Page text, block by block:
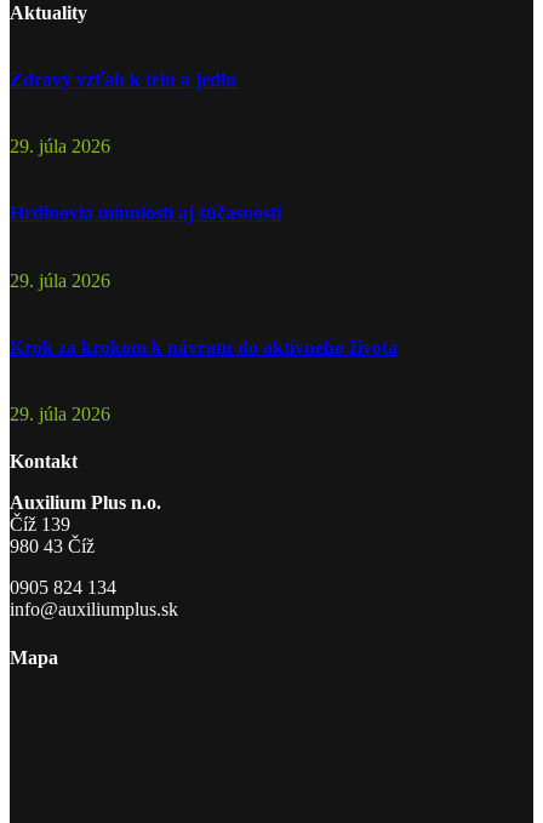
Aktuality
Zdravý vzťah k telu a jedlu
29. júla 2026
Hrdinovia minulosti aj súčasnosti
29. júla 2026
Krok za krokom k návratu do aktívneho života
29. júla 2026
Kontakt
Auxilium Plus n.o.
Číž 139
980 43 Číž
0905 824 134
info@auxiliumplus.sk
Mapa